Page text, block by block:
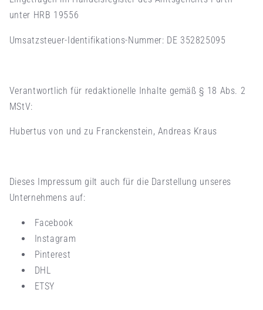
unter HRB 19556
Umsatzsteuer-Identifikations-Nummer: DE 352825095
Verantwortlich für redaktionelle Inhalte gemäß § 18 Abs. 2
MStV:
Hubertus von und zu Franckenstein, Andreas Kraus
Dieses Impressum gilt auch für die Darstellung unseres
Unternehmens auf:
Facebook
Instagram
Pinterest
DHL
ETSY